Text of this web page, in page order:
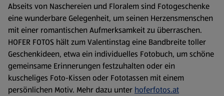
Abseits von Naschereien und Floralem sind Fotogeschenke
eine wunderbare Gelegenheit, um seinen Herzensmenschen
mit einer romantischen Aufmerksamkeit zu überraschen.
HOFER FOTOS hält zum Valentinstag eine Bandbreite toller
Geschenkideen, etwa ein individuelles Fotobuch, um schöne
gemeinsame Erinnerungen festzuhalten oder ein
kuscheliges Foto-Kissen oder Fototassen mit einem
persönlichen Motiv. Mehr dazu unter hoferfotos.at